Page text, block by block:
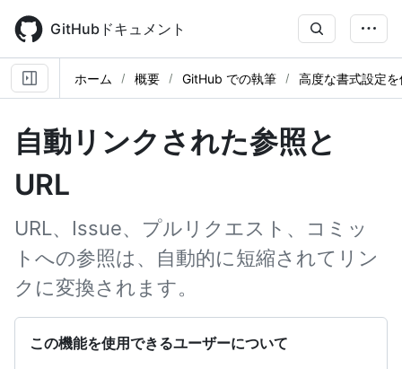
main
content
GitHubドキュメント
ホーム 概要 GitHub での執筆 高度な書式設定
自動リンクされた参照と
URL
URL、Issue、プルリクエスト、コミッ
トへの参照は、自動的に短縮されてリン
クに変換されます。
この機能を使用できるユーザーについて